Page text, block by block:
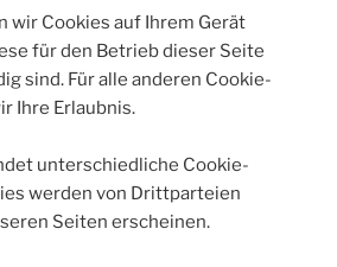
wir Cookies auf Ihrem Gerät
für den Betrieb dieser Seite
sind. Für alle anderen Cookie-
Ihre Erlaubnis.
unterschiedliche Cookie-
werden von Drittparteien
Seiten erscheinen.